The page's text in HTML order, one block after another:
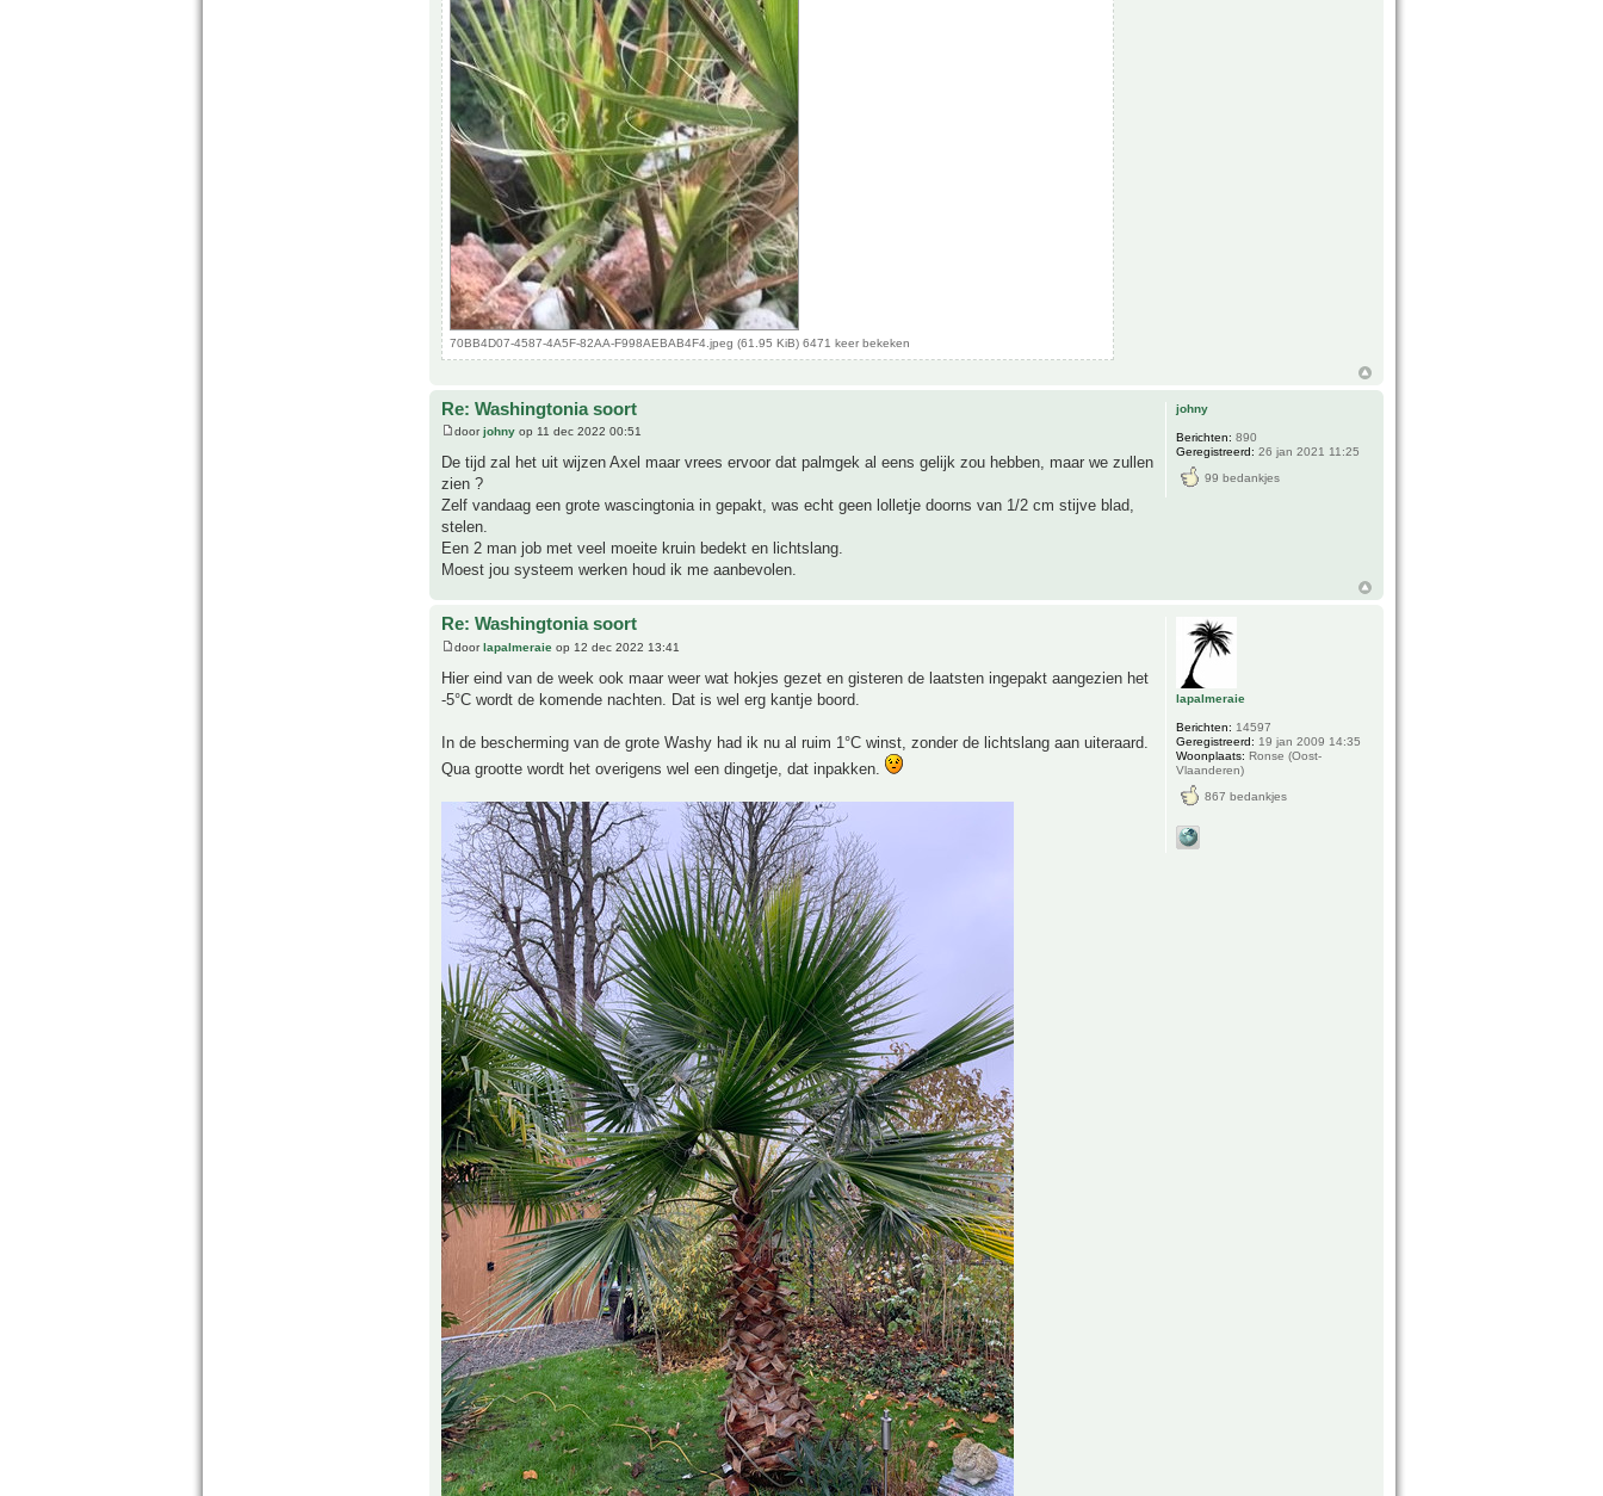
70BB4D07-4587-4A5F-82AA-F998AEBAB4F4.jpeg (61.95 KiB) 6471 keer bekeken
Re: Washingtonia soort
doorjohny op 11 dec 2022 00:51
De tijd zal het uit wijzen Axel maar vrees ervoor dat palmgek al eens gelijk zou hebben, maar we zullen
zien ?
Zelf vandaag een grote wascingtonia in gepakt, was echt geen lolletje doorns van 1/2 cm stijve blad,
stelen.
Een 2 man job met veel moeite kruin bedekt en lichtslang.
Moest jou systeem werken houd ik me aanbevolen.
johny
Berichten: 890
Geregistreerd: 26 jan 2021 11:25
99 bedankjes
Re: Washingtonia soort
doorlapalmeraie op 12 dec 2022 13:41
Hier eind van de week ook maar weer wat hokjes gezet en gisteren de laatsten ingepakt aangezien het
-5°C wordt de komende nachten. Dat is wel erg kantje boord.
In de bescherming van de grote Washy had ik nu al ruim 1°C winst, zonder de lichtslang aan uiteraard.
Qua grootte wordt het overigens wel een dingetje, dat inpakken.
lapalmeraie
Berichten: 14597
Geregistreerd: 19 jan 2009 14:35
Woonplaats: Ronse (Oost-
Vlaanderen)
867 bedankjes